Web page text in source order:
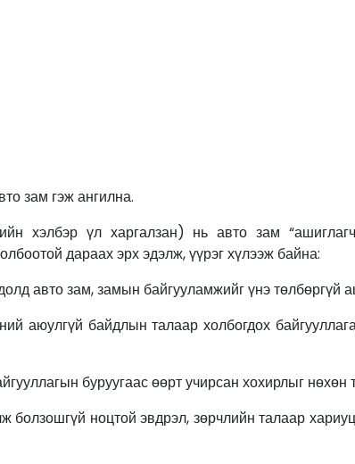
зам гэж ангилна.
хэлбэр үл харгалзан) нь авто зам
дараах эрх эдэлж, үүрэг хүлээж байна:
авто зам, замын байгууламжийг үнэ төлбөргүй
байдлын талаар холбогдох
буруугаас өөрт учирсан хохирлыг нөхөн
ноцтой эвдрэл, зөрчлийн талаар